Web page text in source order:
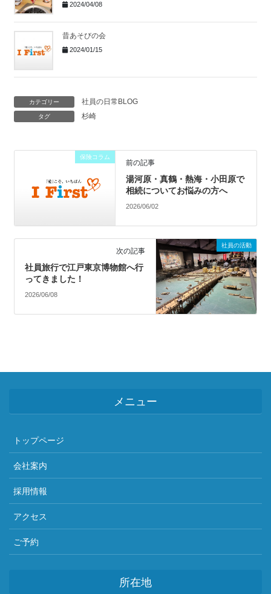
2024/04/08
昔あそびの会
2024/01/15
カテゴリー 社員の日常BLOG
タグ 杉崎
保険コラム
前の記事
湯河原・真鶴・熱海・小田原で
相続についてお悩みの方へ
2026/06/02
社員の活動
次の記事
社員旅行で江戸東京博物館へ行
ってきました！
2026/06/08
メニュー
トップページ
会社案内
採用情報
アクセス
ご予約
所在地